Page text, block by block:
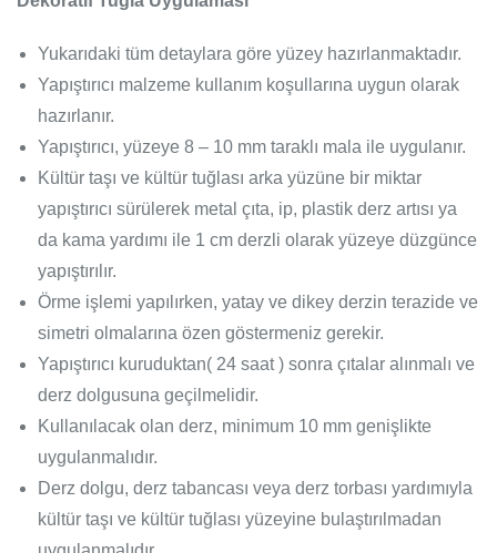
Yukarıdaki tüm detaylara göre yüzey hazırlanmaktadır.
Yapıştırıcı malzeme kullanım koşullarına uygun olarak
hazırlanır.
Yapıştırıcı, yüzeye 8 – 10 mm taraklı mala ile uygulanır.
Kültür taşı ve kültür tuğlası arka yüzüne bir miktar
yapıştırıcı sürülerek metal çıta, ip, plastik derz artısı ya
da kama yardımı ile 1 cm derzli olarak yüzeye düzgünce
yapıştırılır.
Örme işlemi yapılırken, yatay ve dikey derzin terazide ve
simetri olmalarına özen göstermeniz gerekir.
Yapıştırıcı kuruduktan( 24 saat ) sonra çıtalar alınmalı ve
derz dolgusuna geçilmelidir.
Kullanılacak olan derz, minimum 10 mm genişlikte
uygulanmalıdır.
Derz dolgu, derz tabancası veya derz torbası yardımıyla
kültür taşı ve kültür tuğlası yüzeyine bulaştırılmadan